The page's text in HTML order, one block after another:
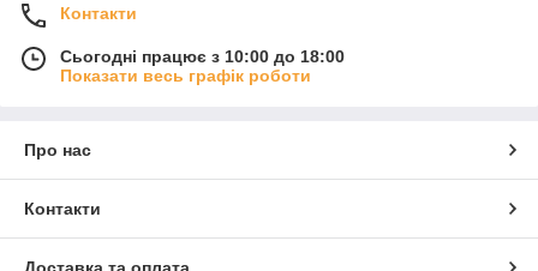
Контакти
Сьогодні працює з 10:00 до 18:00
Показати весь графік роботи
Про нас
Контакти